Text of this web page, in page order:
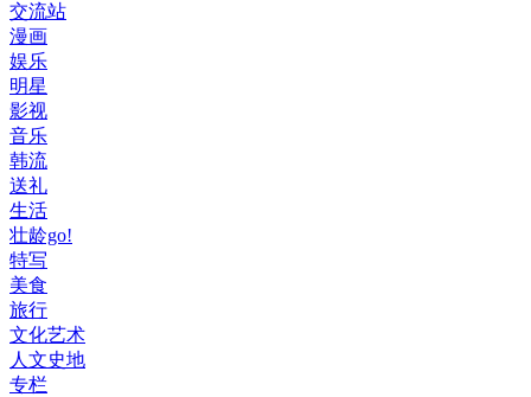
交流站
漫画
娱乐
明星
影视
音乐
韩流
送礼
生活
壮龄go!
特写
美食
旅行
文化艺术
人文史地
专栏